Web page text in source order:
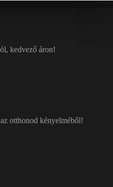
kedvező áron!
otthonod kényelméből!